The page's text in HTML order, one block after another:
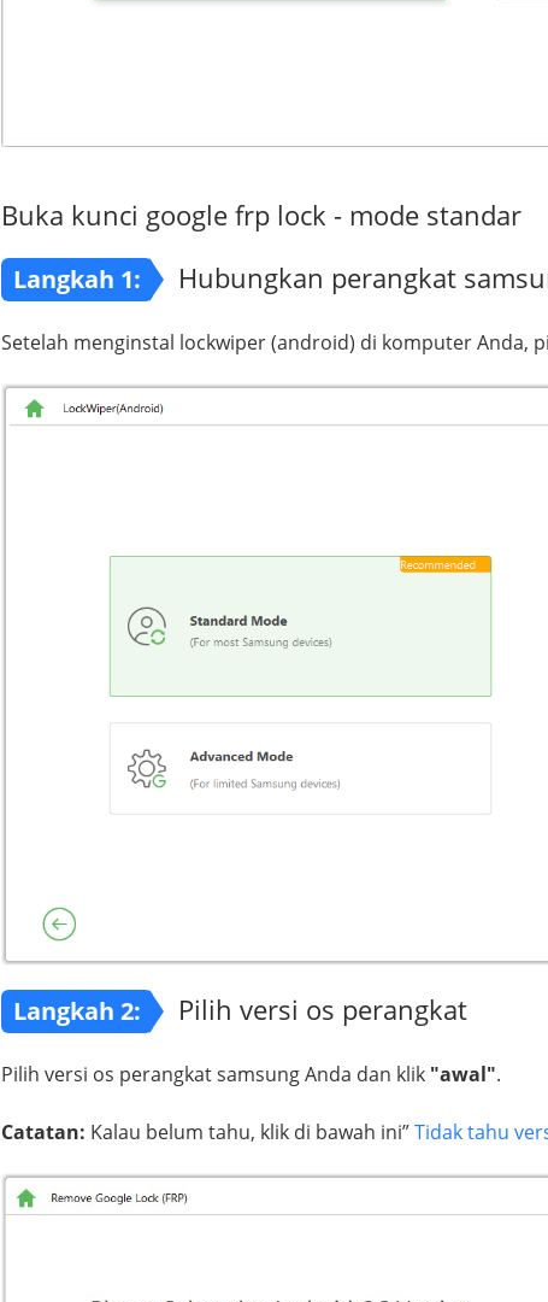
Buka kunci google frp lock - mode standar
Langkah 1: Hubungkan perangkat
Setelah menginstal lockwiper (android) di komputer Anda,
Langkah 2: Pilih versi os perangkat
Pilih versi os perangkat samsung Anda dan klik "awal".
Catatan: Kalau belum tahu, klik di bawah ini”Tidak tahu